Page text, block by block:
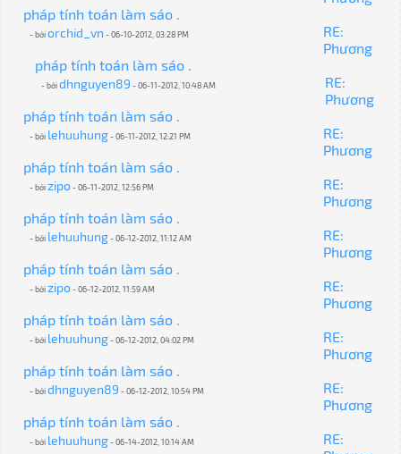
pháp tính toán làm sáo .
- bởiorchid_vn - 06-10-2012, 03:28 PM
RE:
Phương
pháp tính toán làm sáo .
- bởidhnguyen89 - 06-11-2012, 10:48 AM
RE:
Phương
pháp tính toán làm sáo .
- bởi lehuuhung- 06-11-2012, 12:21 PM
RE:
Phương
pháp tính toán làm sáo .
- bởizipo- 06-11-2012, 12:56 PM
RE:
Phương
pháp tính toán làm sáo .
- bởi lehuuhung- 06-12-2012, 11:12 AM
RE:
Phương
pháp tính toán làm sáo .
- bởizipo- 06-12-2012, 11:59 AM
RE:
Phương
pháp tính toán làm sáo .
- bởi lehuuhung- 06-12-2012, 04:02 PM
RE:
Phương
pháp tính toán làm sáo .
- bởidhnguyen89 - 06-12-2012, 10:54 PM
RE:
Phương
pháp tính toán làm sáo .
- bởi lehuuhung- 06-14-2012, 10:14 AM
RE: